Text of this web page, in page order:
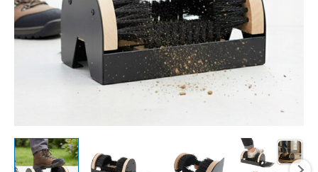
metalic
si
baza